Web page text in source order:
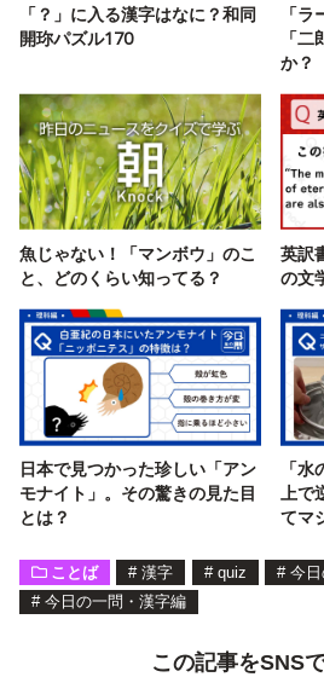
「？」に入る漢字はなに？和同
開珎パズル170
「
「
か？
魚じゃない！「マンボウ」のこ
と、どのくらい知ってる？
英訳
の文
日本で見つかった珍しい「アン
モナイト」。その驚きの見た目
とは？
「
上で
てマ
ことば # 漢字 # quiz # 今
# 今日の一問・漢字編
この記事をSNS